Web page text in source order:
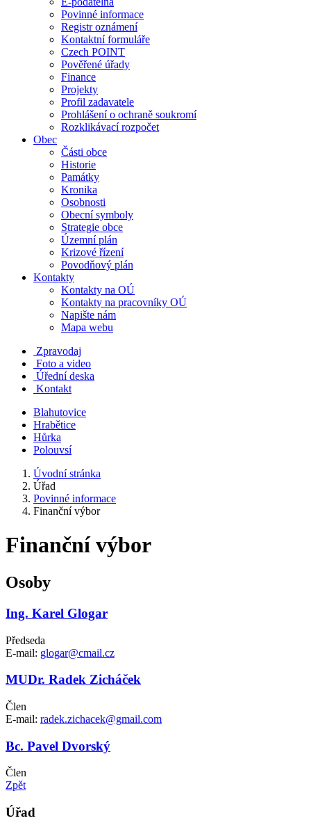
Povinné informace
Registr oznámení
Kontaktní formuláře
Czech POINT
Pověřené úřady
Finance
Projekty
Profil zadavatele
Prohlášení o ochraně soukromí
Rozklikávací rozpočet
Obec
Části obce
Historie
Památky
Kronika
Osobnosti
Obecní symboly
Strategie obce
Územní plán
Krizové řízení
Povodňový plán
Kontakty
Kontakty na OÚ
Kontakty na pracovníky OÚ
Napište nám
Mapa webu
Zpravodaj
Foto a video
Úřední deska
Kontakt
Blahutovice
Hrabětice
Hůrka
Polouvsí
Úvodní stránka
Úřad
Povinné informace
Finanční výbor
Finanční výbor
Osoby
Ing. Karel Glogar
Předseda
E-mail: glogar@cmail.cz
MUDr. Radek Zicháček
Člen
E-mail: radek.zichacek@gmail.com
Bc. Pavel Dvorský
Člen
Zpět
Úřad